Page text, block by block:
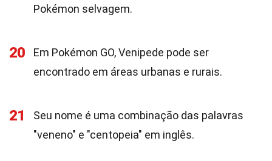
Pokémon selvagem.
20
Em Pokémon GO, Venipede pode ser
encontrado em áreas urbanas e rurais.
21
Seu nome é uma combinação das palavras
"veneno" e "centopeia" em inglês.